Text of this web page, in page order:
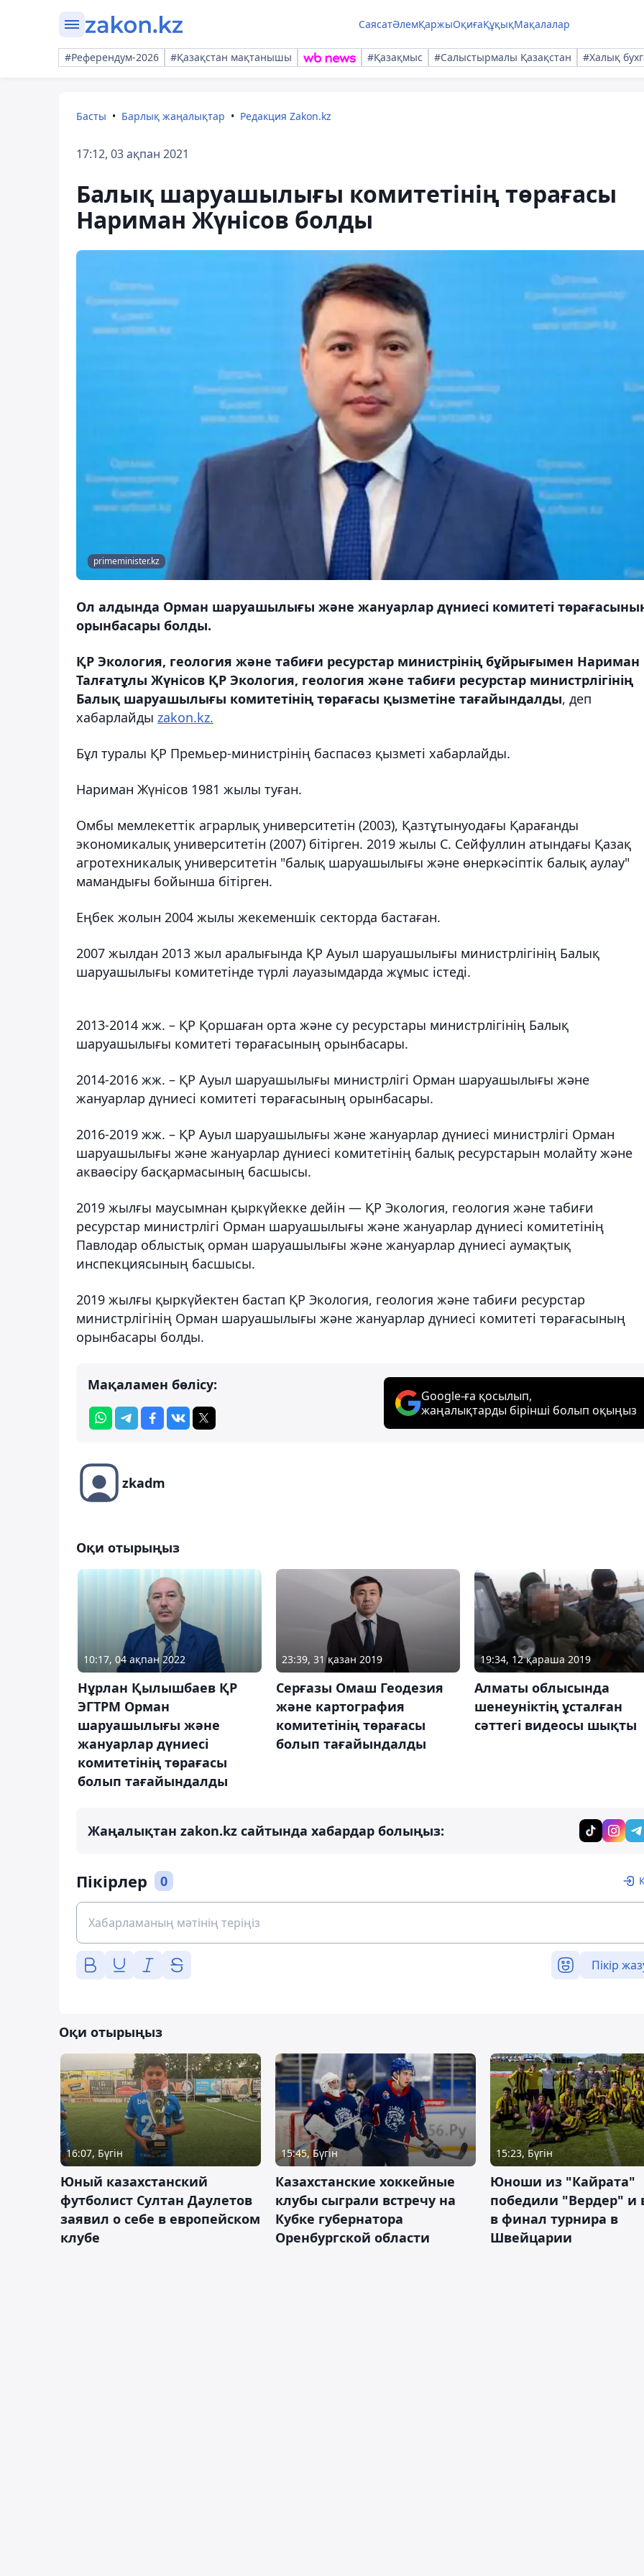
СаясатӘлемҚаржыОқиғаҚұқықМақалалар
#Референдум-2026 #Қазақстан мақтанышы #Қазақмыс #Салыстырмалы Қазақстан #Халық
Басты Барлық жаңалықтар Редакция Zakon.kz
17:12, 03 ақпан 2021
Балық шаруашылығы комитетінің төрағасы
Нариман Жүнісов болды
primeminister.kz
Ол алдында Орман шаруашылығы және жануарлар дүниесі комитеті
орынбасары болды.
ҚР Экология, геология және табиғи ресурстар министрінің бұйрығымен Нариман
Талғатұлы Жүнісов ҚР Экология, геология және табиғи ресурстар министрлігінің
Балық шаруашылығы комитетінің төрағасы қызметіне тағайындалды, деп
хабарлайды zakon.kz.
Бұл туралы ҚР Премьер-министрінің баспасөз қызметі хабарлайды.
Нариман Жүнісов 1981 жылы туған.
Омбы мемлекеттік аграрлық университетін (2003), Қазтұтынуодағы Қарағанды
экономикалық университетін (2007) бітірген. 2019 жылы С. Сейфуллин атындағы Қазақ
агротехникалық университетін "балық шаруашылығы және өнеркәсіптік балық аулау"
мамандығы бойынша бітірген.
Еңбек жолын 2004 жылы жекеменшік секторда бастаған.
2007 жылдан 2013 жыл аралығында ҚР Ауыл шаруашылығы министрлігінің Балық
шаруашылығы комитетінде түрлі лауазымдарда жұмыс істеді.
2013-2014 жж. – ҚР Қоршаған орта және су ресурстары министрлігінің Балық
шаруашылығы комитеті төрағасының орынбасары.
2014-2016 жж. – ҚР Ауыл шаруашылығы министрлігі Орман шаруашылығы және
жануарлар дүниесі комитеті төрағасының орынбасары.
2016-2019 жж. – ҚР Ауыл шаруашылығы және жануарлар дүниесі министрлігі Орман
шаруашылығы және жануарлар дүниесі комитетінің балық ресурстарын молайту және
акваөсіру басқармасының басшысы.
2019 жылғы маусымнан қыркүйекке дейін — ҚР Экология, геология және табиғи
ресурстар министрлігі Орман шаруашылығы және жануарлар дүниесі комитетінің
Павлодар облыстық орман шаруашылығы және жануарлар дүниесі аумақтық
инспекциясының басшысы.
2019 жылғы қыркүйектен бастап ҚР Экология, геология және табиғи ресурстар
министрлігінің Орман шаруашылығы және жануарлар дүниесі комитеті төрағасының
орынбасары болды.
Мақаламен бөлісу:
Google-ға қосылып,
жаңалықтарды бірінші болып оқыңыз
zkadm
Оқи отырыңыз
10:17, 04 ақпан 2022
Нұрлан Қылышбаев ҚР
ЭГТРМ Орман
шаруашылығы және
жануарлар дүниесі
комитетінің төрағасы
болып тағайындалды
23:39, 31 қазан 2019
Серғазы Омаш Геодезия
және картография
комитетінің төрағасы
болып тағайындалды
19:34, 12 қараша 2019
Алматы облысында
шенеуніктің ұсталған
сәттегі видеосы шықты
Жаңалықтан zakon.kz сайтында хабардар болыңыз:
Пікірлер 0
Пікір
Оқи отырыңыз
16:07, Бүгін
Юный казахстанский
футболист Султан Даулетов
заявил о себе в европейском
клубе
15:45, Бүгін
Казахстанские хоккейные
клубы сыграли встречу на
Кубке губернатора
Оренбургской области
15:23, Бүгін
Юноши из "Кайрата"
победили "Вердер"
в финал турнира в
Швейцарии